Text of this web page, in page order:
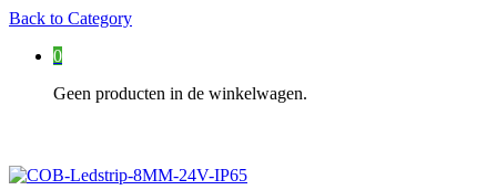
Back to Category
0
Geen producten in de winkelwagen.